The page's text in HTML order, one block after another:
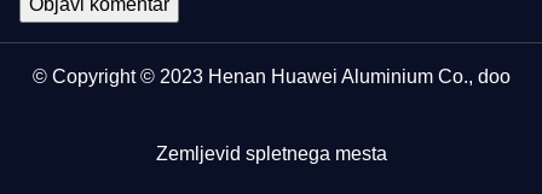
© Copyright © 2023 Henan Huawei Aluminium Co., doo
Zemljevid spletnega mesta